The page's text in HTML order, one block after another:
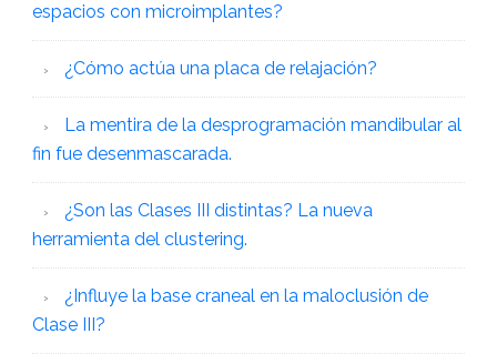
espacios con microimplantes?
¿Cómo actúa una placa de relajación?
La mentira de la desprogramación mandibular al
fin fue desenmascarada.
¿Son las Clases III distintas? La nueva
herramienta del clustering.
¿Influye la base craneal en la maloclusión de
Clase III?